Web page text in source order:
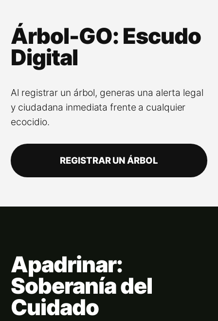
Árbol-GO: Escudo
Digital
Al registrar un árbol, generas una alerta legal
y ciudadana inmediata frente a cualquier
ecocidio.
REGISTRAR UN ÁRBOL
Apadrinar:
Soberanía del
Cuidado